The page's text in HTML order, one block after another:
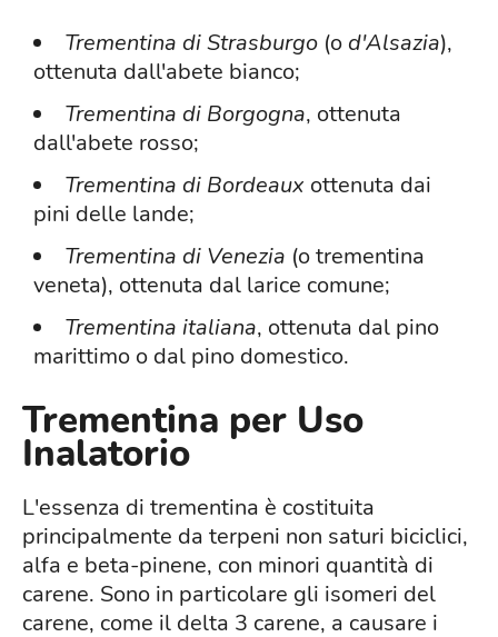
Trementina di Strasburgo (o d'Alsazia),
ottenuta dall'abete bianco;
Trementina di Borgogna, ottenuta
dall'abete rosso;
Trementina di Bordeaux ottenuta dai
pini delle lande;
Trementina di Venezia (o trementina
veneta), ottenuta dal larice comune;
Trementina italiana, ottenuta dal pino
marittimo o dal pino domestico.
Trementina per Uso
Inalatorio
L'essenza di trementina è costituita
principalmente da terpeni non saturi biciclici,
alfa e beta-pinene, con minori quantità di
carene. Sono in particolare gli isomeri del
carene, come il delta 3 carene, a causare i